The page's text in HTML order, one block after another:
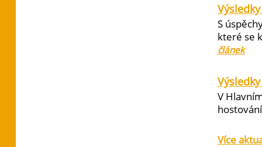
S
které se
článek
V
Více